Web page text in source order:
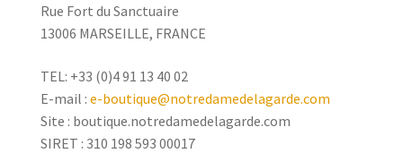
Rue Fort du Sanctuaire
13006 MARSEILLE, FRANCE
TEL: +33 (0)4 91 13 40 02
E-mail : e-boutique@notredamedelagarde.com
Site : boutique.notredamedelagarde.com
SIRET : 310 198 593 00017